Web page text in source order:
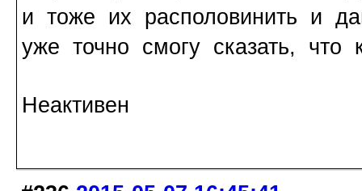
и тоже их располовинить и
уже точно смогу сказать, что
Неактивен